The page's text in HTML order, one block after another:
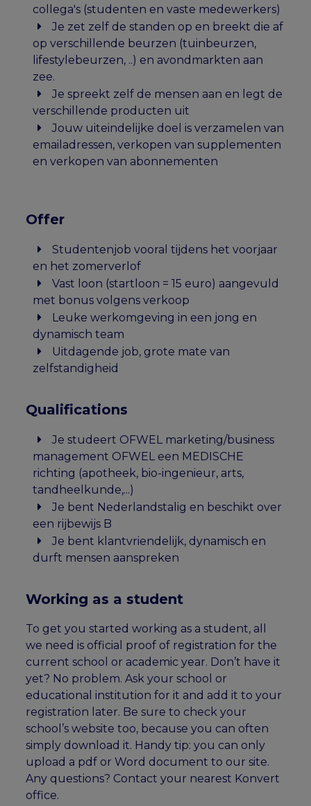
collega's (studenten en vaste medewerkers)
Je zet zelf de standen op en breekt die af
op verschillende beurzen (tuinbeurzen,
lifestylebeurzen, ..) en avondmarkten aan
zee.
Je spreekt zelf de mensen aan en legt de
verschillende producten uit
Jouw uiteindelijke doel is verzamelen van
emailadressen, verkopen van supplementen
en verkopen van abonnementen
Offer
Studentenjob vooral tijdens het voorjaar
en het zomerverlof
Vast loon (startloon = 15 euro) aangevuld
met bonus volgens verkoop
Leuke werkomgeving in een jong en
dynamisch team
Uitdagende job, grote mate van
zelfstandigheid
Qualifications
Je studeert OFWEL marketing/business
management OFWEL een MEDISCHE
richting (apotheek, bio-ingenieur, arts,
tandheelkunde,...)
Je bent Nederlandstalig en beschikt over
een rijbewijs B
Je bent klantvriendelijk, dynamisch en
durft mensen aanspreken
Working as a student
To get you started working as a student, all
we need is official proof of registration for the
current school or academic year. Don’t have it
yet? No problem. Ask your school or
educational institution for it and add it to your
registration later. Be sure to check your
school’s website too, because you can often
simply download it. Handy tip: you can only
upload a pdf or Word document to our site.
Any questions? Contact your nearest Konvert
office.